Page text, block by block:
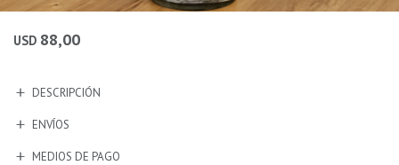
USD 88,00
DESCRIPCIÓN
ENVÍOS
MEDIOS DE PAGO